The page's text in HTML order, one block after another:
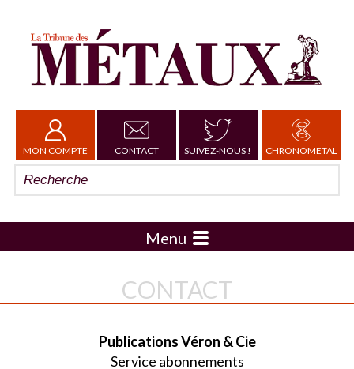
MON COMPTE CONTACT SUIVEZ-NOUS ! CHRONOMETAL
Menu
CONTACT
Publications Véron & Cie
Service abonnements